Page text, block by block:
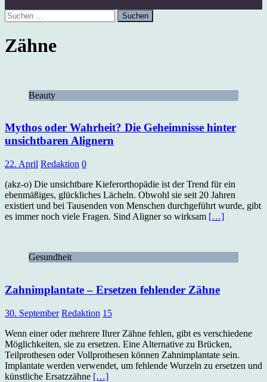
Suchen
nach:
Zähne
Beauty
Mythos oder Wahrheit? Die Geheimnisse hinter
unsichtbaren Alignern
22. April Redaktion 0
(akz-o) Die unsichtbare Kieferorthopädie ist der Trend für ein
ebenmäßiges, glückliches Lächeln. Obwohl sie seit 20 Jahren
existiert und bei Tausenden von Menschen durchgeführt wurde, gibt
es immer noch viele Fragen. Sind Aligner so wirksam […]
Gesundheit
Zahnimplantate – Ersetzen fehlender Zähne
30. September Redaktion 15
Wenn einer oder mehrere Ihrer Zähne fehlen, gibt es verschiedene
Möglichkeiten, sie zu ersetzen. Eine Alternative zu Brücken,
Teilprothesen oder Vollprothesen können Zahnimplantate sein.
Implantate werden verwendet, um fehlende Wurzeln zu ersetzen und
künstliche Ersatzzähne […]